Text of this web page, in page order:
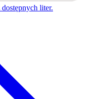
dostępnych liter.